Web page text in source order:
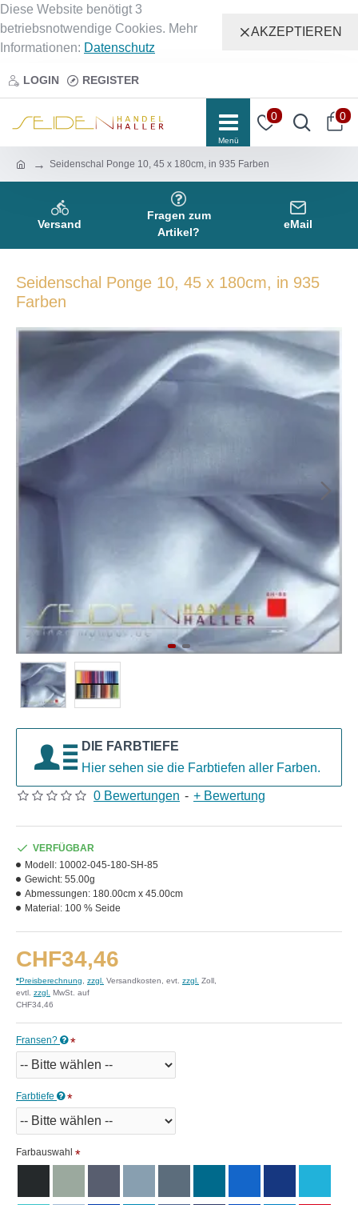
Diese Website benötigt 3
betriebsnotwendige Cookies. Mehr
Informationen: Datenschutz
AKZEPTIEREN
LOGIN REGISTER
0 0
Seidenschal Ponge 10, 45 x 180cm, in 935 Farben
Versand
Fragen zum
Artikel?
eMail
Seidenschal Ponge 10, 45 x 180cm, in 935
Farben
DIE FARBTIEFE
Hier sehen sie die Farbtiefen aller Farben.
0 Bewertungen - + Bewertung
CHF34,46
*Preisberechnung zzgl. Versandkosten, evt. zzgl. Zoll,
evtl. zzgl. MwSt. auf
CHF34,46
VERFÜGBAR
Modell: 10002-045-180-SH-85
Gewicht: 55.00g
Abmessungen: 180.00cm x 45.00cm
Material: 100 % Seide
Fransen?
Farbtiefe
Farbauswahl